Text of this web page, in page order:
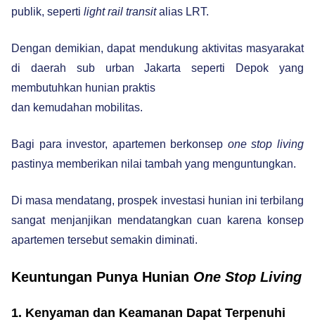
publik, seperti light rail transitalias LRT.
Dengan demikian, dapat mendukung aktivitas masyarakat
di daerah sub urban Jakarta seperti Depok yang
membutuhkan hunian praktis
dan kemudahan mobilitas.
Bagi para investor, apartemen berkonsep one stop living
pastinya memberikan nilai tambah yang menguntungkan.
Di masa mendatang, prospek investasi hunian ini terbilang
sangat menjanjikan mendatangkan cuan karena konsep
apartemen tersebut semakin diminati.
Keuntungan Punya Hunian One Stop Living
1. Kenyaman dan Keamanan Dapat Terpenuhi